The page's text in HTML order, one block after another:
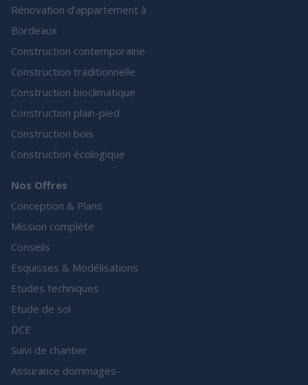
Rénovation d’appartement à
Bordeaux
Construction contemporaine
Construction traditionnelle
Construction bioclimatique
Construction plain-pied
Construction bois
Construction écologique
Nos Offres
Conception & Plans
Mission complète
Conseils
Esquisses & Modélisations
Etudes techniques
Etude de sol
DCE
Suivi de chantier
Assurance dommages-